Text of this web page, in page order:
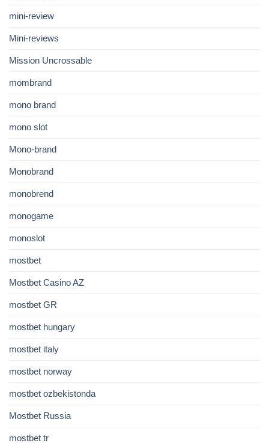
mini-review
Mini-reviews
Mission Uncrossable
mombrand
mono brand
mono slot
Mono-brand
Monobrand
monobrend
monogame
monoslot
mostbet
Mostbet Casino AZ
mostbet GR
mostbet hungary
mostbet italy
mostbet norway
mostbet ozbekistonda
Mostbet Russia
mostbet tr